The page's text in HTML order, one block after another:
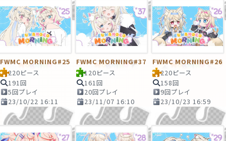
FWMC MORNING#25
220ピース
191回
5回プレイ
23/10/22 16:11
FWMC MORNING#37
120ピース
161回
20回プレイ
23/11/07 16:10
FWMC MORNING#26
220ピース
158回
9回プレイ
23/10/23 16:59